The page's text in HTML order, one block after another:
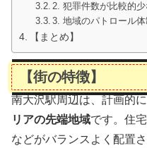
2. 犯罪件数が比較的
3. 地域のパトロール
【まとめ】
【街の特徴】
南大沢駅周辺は、計画的
リアの先端地域です。住
などがバランスよく配置